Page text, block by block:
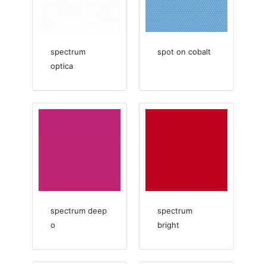
spectrum
optica
spot on cobalt
spectrum deep
o
spectrum
bright